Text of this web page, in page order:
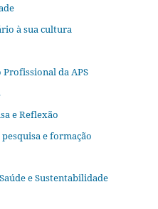
à sua cultura
da APS
e Reflexão
e formação
e Sustentabilidade